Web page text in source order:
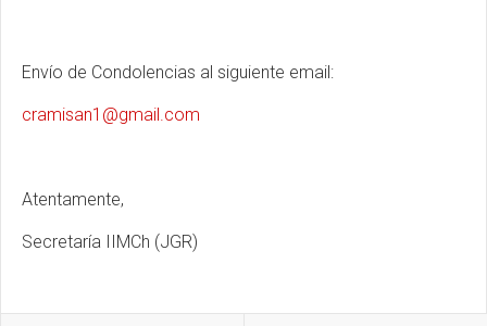
Envío de Condolencias al siguiente email:
cramisan1@gmail.com
Atentamente,
Secretaría IIMCh (JGR)